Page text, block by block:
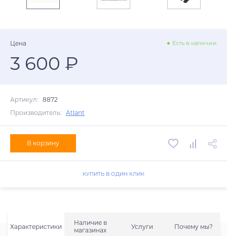
Характеристики
Наличие в
магазинах
Услуги Почему мы?
Цена Есть в наличии
3 600 ₽
Артикул: 8872
Производитель: Atlant
В корзину
КУПИТЬ В ОДИН КЛИК